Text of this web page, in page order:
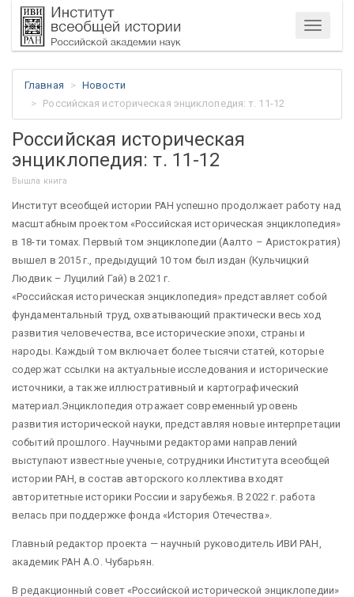
Меню
Главная
Новости
Российская историческая энциклопедия: т. 11-12
Российская историческая
энциклопедия: т. 11-12
Вышла книга
Институт всеобщей истории РАН успешно продолжает работу над
масштабным проектом «Российская историческая энциклопедия»
в 18-ти томах. Первый том энциклопедии (Аалто – Аристократия)
вышел в 2015 г., предыдущий 10 том был издан (Кульчицкий
Людвик – Луцилий Гай) в 2021 г.
«Российская историческая энциклопедия» представляет собой
фундаментальный труд, охватывающий практически весь ход
развития человечества, все исторические эпохи, страны и
народы. Каждый том включает более тысячи статей, которые
содержат ссылки на актуальные исследования и исторические
источники, а также иллюстративный и картографический
материал.Энциклопедия отражает современный уровень
развития исторической науки, представляя новые интерпретации
событий прошлого. Научными редакторами направлений
выступают известные ученые, сотрудники Института всеобщей
истории РАН, в состав авторского коллектива входят
авторитетные историки России и зарубежья. В 2022 г. работа
велась при поддержке фонда «История Отечества».
Главный редактор проекта — научный руководитель ИВИ РАН,
академик РАН А.О. Чубарьян.
В редакционный совет «Российской исторической энциклопедии»